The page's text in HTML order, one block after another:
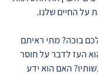
על החיים שלנו.
בוכה? מתי ראיתם
העז לדבר על חוסר
האם הוא ידע